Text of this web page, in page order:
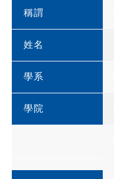
稱謂
姓名
學系
學院